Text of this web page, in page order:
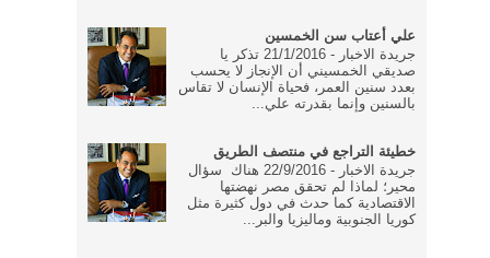
علي أعتاب سن الخمسين
جريدة الاخبار - 21/1/2016 تذكر يا
صديقي الخمسيني أن الإنجاز لا يحسب
بعدد سنين العمر، فحياة الإنسان لا تقاس
بالسنين وإنما بقدرته علي...
خطيئة التراجع في منتصف الطريق
جريدة الاخبار - 22/9/2016 هناك سؤال
محير؛ لماذا لم تحقق مصر نهضتها
الاقتصادية كما حدث في دول كثيرة مثل
كوريا الجنوبية وماليزيا والبر...